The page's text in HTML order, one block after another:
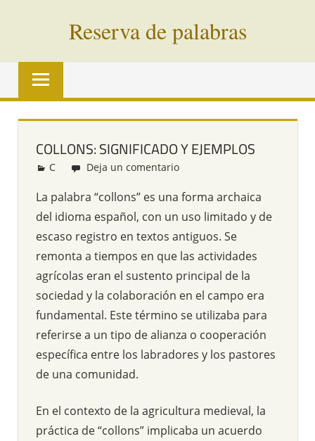
Reserva de palabras
Palabras
vías
todo
mundo
COLLONS: SIGNIFICADO Y EJEMPLOS
Redacción
C Deja un comentario
La palabra “collons” es una forma archaica
del idioma español, con un uso limitado y de
escaso registro en textos antiguos. Se
remonta a tiempos en que las actividades
agrícolas eran el sustento principal de la
sociedad y la colaboración en el campo era
fundamental. Este término se utilizaba para
referirse a un tipo de alianza o cooperación
específica entre los labradores y los pastores
de una comunidad.
En el contexto de la agricultura medieval, la
práctica de “collons” implicaba un acuerdo